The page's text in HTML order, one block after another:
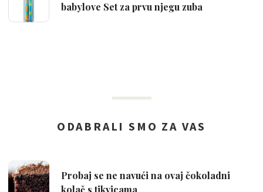
babylove Set za prvu njegu zuba